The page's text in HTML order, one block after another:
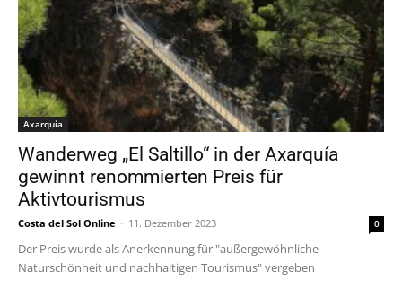
Axarquía
Wanderweg „El Saltillo“ in der Axarquía
gewinnt renommierten Preis für
Aktivtourismus
Costa del Sol Online - 11. Dezember 2023 0
Der Preis wurde als Anerkennung für "außergewöhnliche
Naturschönheit und nachhaltigen Tourismus" vergeben